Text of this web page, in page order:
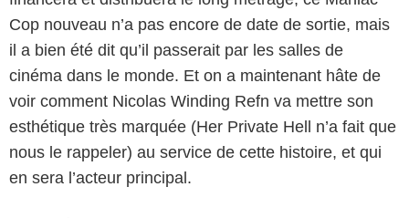
Cop nouveau n’a pas encore de date de sortie, mais
il a bien été dit qu’il passerait par les salles de
cinéma dans le monde. Et on a maintenant hâte de
voir comment Nicolas Winding Refn va mettre son
esthétique très marquée (Her Private Hell n’a fait que
nous le rappeler) au service de cette histoire, et qui
en sera l’acteur principal.